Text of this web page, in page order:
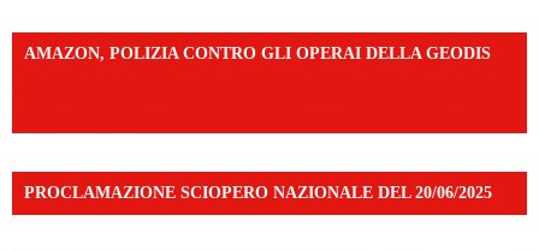
AMAZON, POLIZIA CONTRO GLI OPERAI DELLA GEODIS
PROCLAMAZIONE SCIOPERO NAZIONALE DEL 20/06/2025